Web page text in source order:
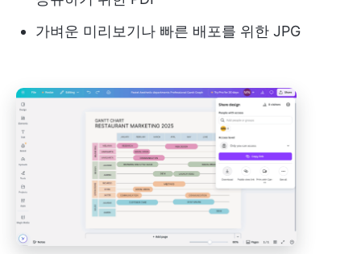
가벼운 미리보기나 빠른 배포를 위한 JPG